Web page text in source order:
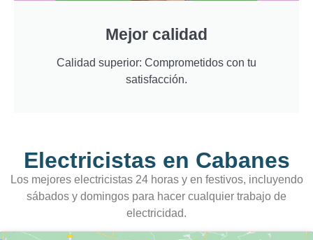
Mejor calidad
Calidad superior: Comprometidos con tu
satisfacción.
Electricistas en Cabanes
Los mejores electricistas 24 horas y en festivos, incluyendo
sábados y domingos para hacer cualquier trabajo de
electricidad.